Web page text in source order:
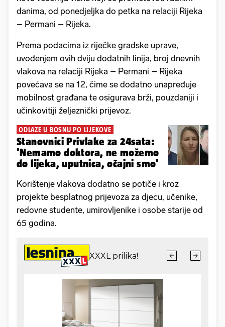
danima, od ponedjeljka do petka na relaciji Rijeka
– Permani – Rijeka.
Prema podacima iz riječke gradske uprave,
uvođenjem ovih dviju dodatnih linija, broj dnevnih
vlakova na relaciji Rijeka – Permani – Rijeka
povećava se na 12, čime se dodatno unapređuje
mobilnost građana te osigurava brži, pouzdaniji i
učinkovitiji željeznički prijevoz.
ODLAZE U BOSNU PO LIJEKOVE
Stanovnici Privlake za 24sata:
'Nemamo doktora, ne možemo
do lijeka, uputnica, očajni smo'
Korištenje vlakova dodatno se potiče i kroz
projekte besplatnog prijevoza za djecu, učenike,
redovne studente, umirovljenike i osobe starije od
65 godina.